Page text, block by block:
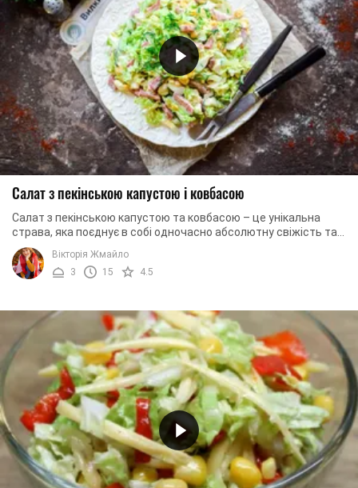
Салат з пекінською капустою і ковбасою
Салат з пекінською капустою та ковбасою – це унікальна
страва, яка поєднує в собі одночасно абсолютну свіжість та
легкість, а також ситість та ...
Вікторія Жмайло
3
15 4.5